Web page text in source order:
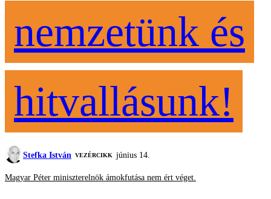
nemzetünk és
hitvallásunk!
Stefka István VEZÉRCIKK június 14.
Magyar Péter miniszterelnök ámokfutása nem ért véget.